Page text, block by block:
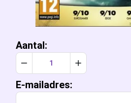
Aantal:
Verlaag aantal met 1Verhoog aantal
E-mailadres: